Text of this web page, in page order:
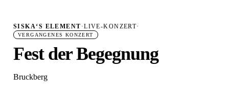
SISKA‘S ELEMENT ·LIVE-KONZERT·
VERGANGENES KONZERT
Fest der Begegnung
Bruckberg